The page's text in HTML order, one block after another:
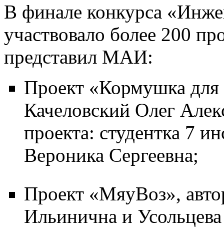
В финале конкурса
участвовало более 200
представил МАИ:
Проект «Кормушка
Качеловский Олег
проекта: студентка 7
Вероника Сергеевна;
Проект «МяуВоз»,
Ильинична и